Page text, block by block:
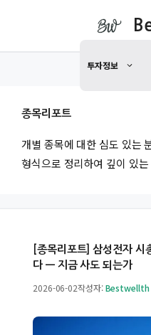
투자정보
종목리포트
개별 종목에 대한 심도 있는
형식으로 정리하여 깊이 있
[종목리포트] 삼성전자 시
다 — 지금 사도 되는가
2026-06-02작성자:Bestwellth